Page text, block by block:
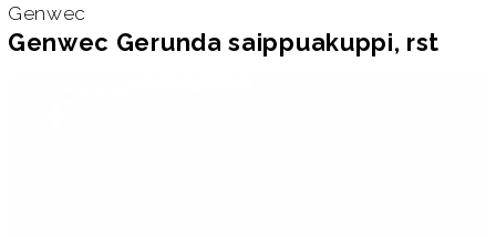
Genwec
Genwec Gerunda saippuakuppi, rst